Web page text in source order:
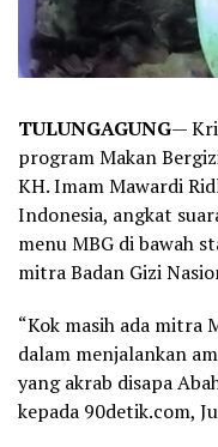
TULUNGAGUNG—
program Makan
KH. Imam Mawardi
Indonesia, angkat
menu MBG di bawah
mitra Badan Gizi
“Kok masih ada mitra
dalam menjalankan
yang akrab disapa
kepada 90detik.com,